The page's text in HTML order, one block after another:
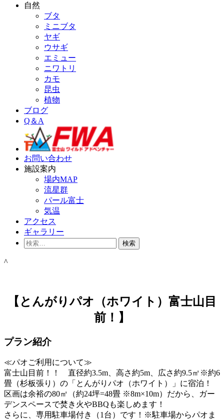
自然
ブタ
ミニブタ
ヤギ
ウサギ
エミュー
ニワトリ
カモ
昆虫
植物
ブログ
Q＆A
お問い合わせ
施設案内
場内MAP
流星群
パール富士
気温
アクセス
ギャラリー
検
^
【とんがりパオ（ホワイト）富士山目
前！】
プラン紹介
≪パオご利用について≫
富士山目前！！ 直径約3.5m、高さ約5m、広さ約9.5㎡※約6
畳（杉板張り）の「とんがりパオ（ホワイト）」に宿泊！
区画は余裕の80㎡（約24坪=48畳 ※8m×10m）だから、ガー
デンスペースで焚き火やBBQも楽しめます！
さらに、専用駐車場付き（1台）です！※駐車場からパオま